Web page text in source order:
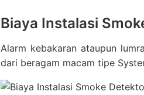
Biaya Instalasi
Alarm kebakaran ataupun
dari beragam macam tipe